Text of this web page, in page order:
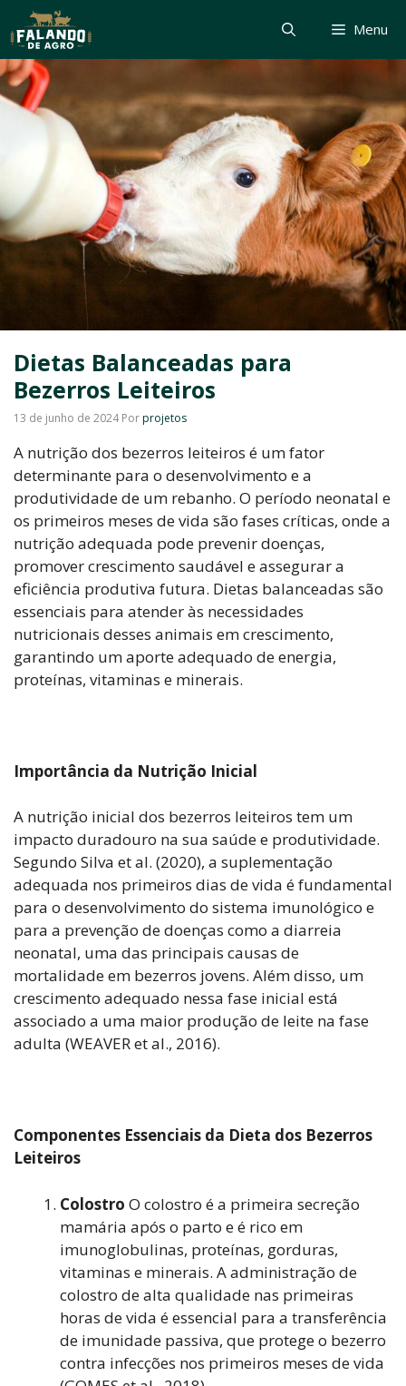
Pular
para
o
conteúdo
Menu
Dietas Balanceadas para
Bezerros Leiteiros
13 de junho de 2024 Porprojetos
A nutrição dos bezerros leiteiros é um fator
determinante para o desenvolvimento e a
produtividade de um rebanho. O período neonatal e
os primeiros meses de vida são fases críticas, onde a
nutrição adequada pode prevenir doenças,
promover crescimento saudável e assegurar a
eficiência produtiva futura. Dietas balanceadas são
essenciais para atender às necessidades
nutricionais desses animais em crescimento,
garantindo um aporte adequado de energia,
proteínas, vitaminas e minerais.
Importância da Nutrição Inicial
A nutrição inicial dos bezerros leiteiros tem um
impacto duradouro na sua saúde e produtividade.
Segundo Silva et al. (2020), a suplementação
adequada nos primeiros dias de vida é fundamental
para o desenvolvimento do sistema imunológico e
para a prevenção de doenças como a diarreia
neonatal, uma das principais causas de
mortalidade em bezerros jovens. Além disso, um
crescimento adequado nessa fase inicial está
associado a uma maior produção de leite na fase
adulta (WEAVER et al., 2016).
Componentes Essenciais da Dieta dos Bezerros
Leiteiros
Colostro O colostro é a primeira secreção
mamária após o parto e é rico em
imunoglobulinas, proteínas, gorduras,
vitaminas e minerais. A administração de
colostro de alta qualidade nas primeiras
horas de vida é essencial para a transferência
de imunidade passiva, que protege o bezerro
contra infecções nos primeiros meses de vida